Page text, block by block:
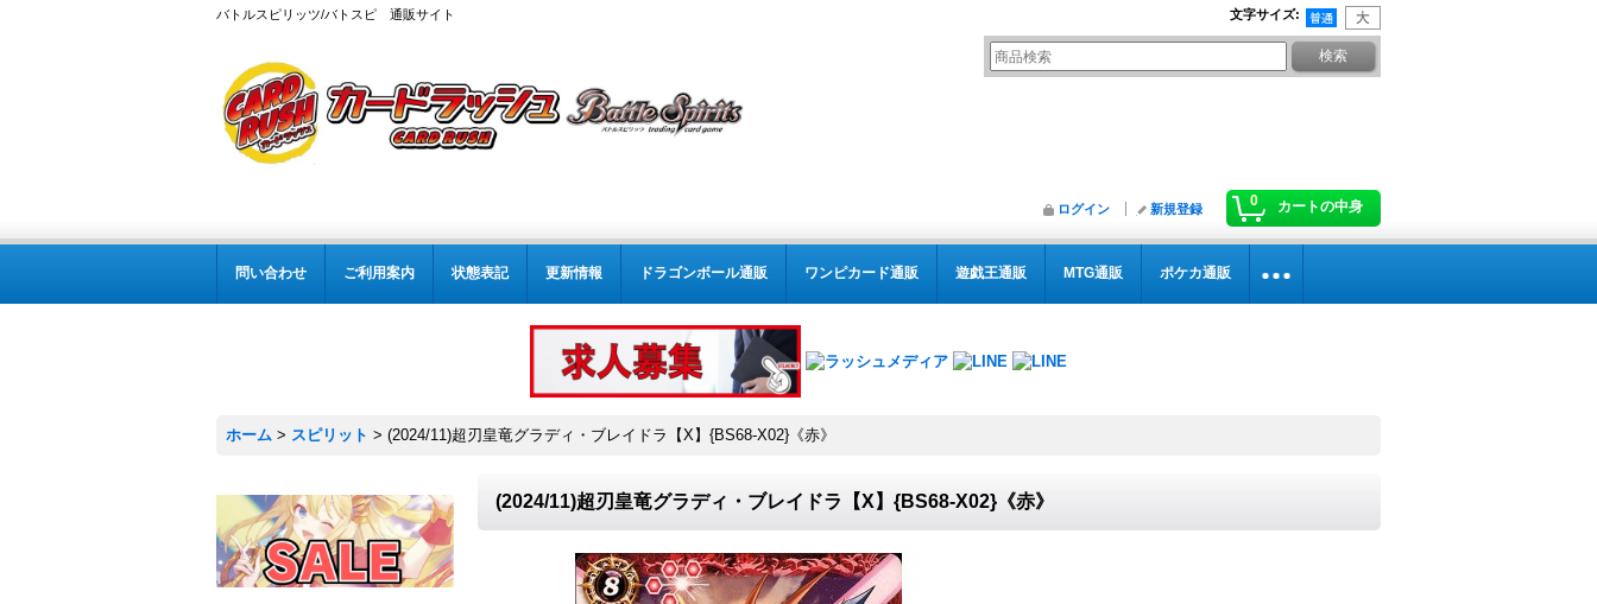
バトルスピリッツ/バトスピ 通販サイト 文字サイズ:
0 カートの中身
ログイン 新規登録
問い合わせ ご利用案内 状態表記 更新情報 ドラゴンボール通販 ワンピカード通販 遊戯王通販 MTG通販 ポケカ通販
ホーム > スピリット > (2024/11)超刃皇竜グラディ・ブレイドラ【X】{BS68-X02}《赤》
(2024/11)超刃皇竜グラディ・ブレイドラ【X】{BS68-X02}《赤》